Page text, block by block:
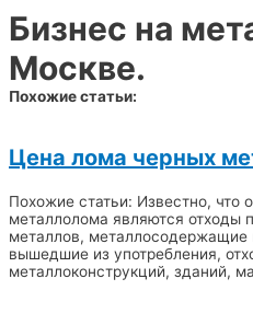
Бизнес на
Москве.
Похожие статьи:
Цена лома черных
Похожие статьи: Известно, что
металлолома являются отходы
металлов, металлосодержащие
вышедшие из употребления,
металлоконструкций, зданий,